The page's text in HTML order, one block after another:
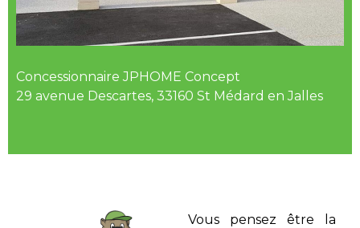
Concessionnaire JPHOME Concept
29 avenue Descartes, 33160 St Médard en Jalles
Vous pensez être la